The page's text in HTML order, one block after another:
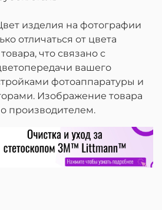
изделия на фотографии
отличаться от цвета
что связано с
вашего
фотоаппаратуры и
Изображение товара
производителем.